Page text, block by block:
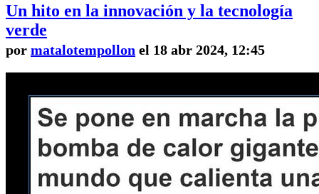
Un hito en la innovación y la tecnología
verde
por matalotempollon el 18 abr 2024, 12:45